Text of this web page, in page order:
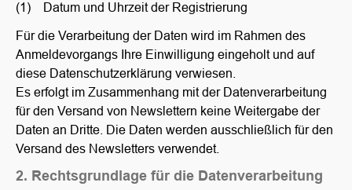
(1) Datum und Uhrzeit der Registrierung
Für die Verarbeitung der Daten wird im Rahmen des
Anmeldevorgangs Ihre Einwilligung eingeholt und auf
diese Datenschutzerklärung verwiesen.
Es erfolgt im Zusammenhang mit der Datenverarbeitung
für den Versand von Newslettern keine Weitergabe der
Daten an Dritte. Die Daten werden ausschließlich für den
Versand des Newsletters verwendet.
2. Rechtsgrundlage für die Datenverarbeitung